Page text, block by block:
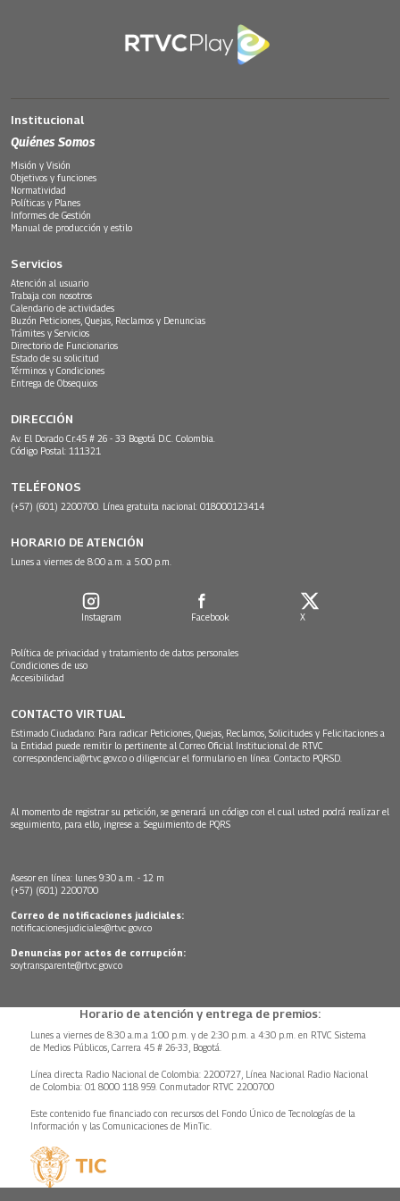
Institucional
Quiénes Somos
Misión y Visión
Objetivos y funciones
Normatividad
Políticas y Planes
Informes de Gestión
Manual de producción y estilo
Servicios
Atención al usuario
Trabaja con nosotros
Calendario de actividades
Buzón Peticiones, Quejas, Reclamos y Denuncias
Trámites y Servicios
Directorio de Funcionarios
Estado de su solicitud
Términos y Condiciones
Entrega de Obsequios
DIRECCIÓN
Av. El Dorado Cr.45 # 26 - 33 Bogotá D.C. Colombia.
Código Postal: 111321
TELÉFONOS
(+57) (601) 2200700. Línea gratuita nacional: 018000123414
HORARIO DE ATENCIÓN
Lunes a viernes de 8:00 a.m. a 5:00 p.m.
Instagram Facebook X
Política de privacidad y tratamiento de datos personales
Condiciones de uso
Accesibilidad
CONTACTO VIRTUAL
Estimado Ciudadano: Para radicar Peticiones, Quejas, Reclamos, Solicitudes y Felicitaciones a
la Entidad puede remitir lo pertinente al Correo Oficial Institucional de RTVC
correspondencia@rtvc.gov.co o diligenciar el formulario en línea: Contacto PQRSD.
Al momento de registrar su petición, se generará un código con el cual usted podrá realizar el
seguimiento, para ello, ingrese a: Seguimiento de PQRS
Asesor en línea: lunes 9:30 a.m. - 12 m
(+57) (601) 2200700
Correo de notificaciones judiciales:
notificacionesjudiciales@rtvc.gov.co
Denuncias por actos de corrupción:
soytransparente@rtvc.gov.co
Horario de atención y entrega de premios:
Lunes a viernes de 8:30 a.m.a 1:00 p.m. y de 2:30 p.m. a 4:30 p.m. en RTVC Sistema
de Medios Públicos, Carrera 45 # 26-33, Bogotá.
Línea directa Radio Nacional de Colombia: 2200727, Línea Nacional Radio Nacional
de Colombia: 01 8000 118 959. Conmutador RTVC 2200700
Este contenido fue financiado con recursos del Fondo Único de Tecnologías de la
Información y las Comunicaciones de MinTic.